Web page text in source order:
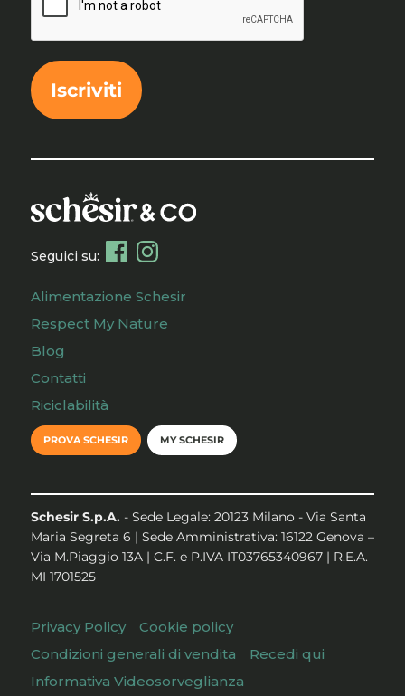
Iscriviti
Seguici su:
Alimentazione Schesir
Respect My Nature
Blog
Contatti
Riciclabilità
PROVA SCHESIR MY SCHESIR
Schesir S.p.A.- Sede Legale: 20123 Milano - Via Santa
Maria Segreta 6 | Sede Amministrativa: 16122 Genova –
Via M.Piaggio 13A | C.F. e P.IVA IT03765340967 | R.E.A.
MI 1701525
Privacy Policy
Cookie policy
Condizioni generali di vendita
Recedi qui
Informativa Videosorveglianza